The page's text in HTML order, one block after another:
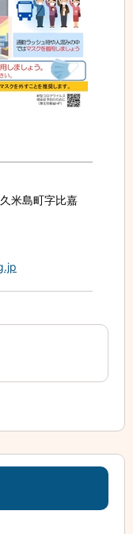
米島町字比嘉